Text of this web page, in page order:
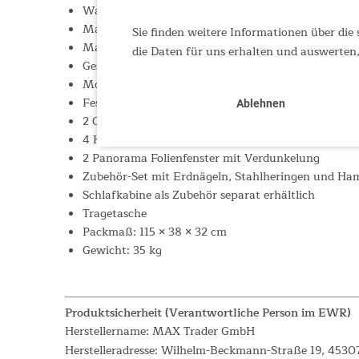
Wassersäule: 4.000 mm
Material (Außenzelt): 220 g/m² Technische
Material (Boden): 250 g/m² PVC-beschichtete
Gestänge: 25,4/38 mm Stahl
Moskitonetz am Eingang, an den Fenster und
Fest eingenähter Zeltboden, wasserdicht, im
2 Organizer-Taschen
4 Halbmondfenster mit Mesh und Verdunkelung
2 Panorama Folienfenster mit Verdunkelung
Zubehör-Set mit Erdnägeln, Stahlheringen und
Schlafkabine als Zubehör separat erhältlich
Tragetasche
Packmaß: 115 × 38 × 32 cm
Gewicht: 35 kg
Produktsicherheit (Verantwortliche Person im EWR)
Herstellername: MAX Trader GmbH
Herstelleradresse: Wilhelm-Beckmann-Straße 19,
Sie finden weitere Informationen über die
die Daten für uns erhalten und
Ablehnen